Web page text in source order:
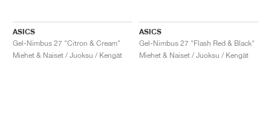
ASICS
Gel-Nimbus 27 "Citron & Cream"
Miehet & Naiset / Juoksu / Kengät
ASICS
Gel-Nimbus 27 "Flash Red & Black"
Miehet & Naiset / Juoksu / Kengät